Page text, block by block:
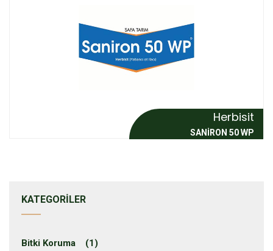
Herbisit
SANİRON 50 WP
KATEGORILER
Bitki Koruma (1)